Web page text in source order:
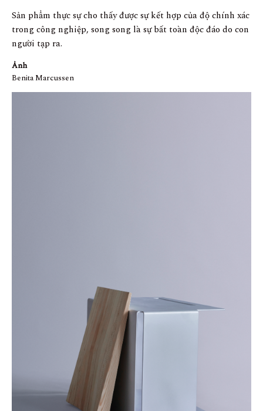
Sản phẩm thực sự cho thấy được sự kết hợp của độ chính xác
trong công nghiệp, song song là sự bất toàn độc đáo do con
người tạp ra.
Ảnh
Benita Marcussen